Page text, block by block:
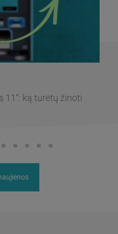
11“: ką turėtų žinoti